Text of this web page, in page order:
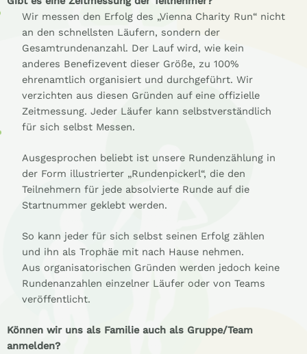
Wir messen den Erfolg des „Vienna Charity Run“ nicht
an den schnellsten Läufern, sondern der
Gesamtrundenanzahl. Der Lauf wird, wie kein
anderes Benefizevent dieser Größe, zu 100%
ehrenamtlich organisiert und durchgeführt. Wir
verzichten aus diesen Gründen auf eine offizielle
Zeitmessung. Jeder Läufer kann selbstverständlich
für sich selbst Messen.
Ausgesprochen beliebt ist unsere Rundenzählung in
der Form illustrierter „Rundenpickerl“, die den
Teilnehmern für jede absolvierte Runde auf die
Startnummer geklebt werden.
So kann jeder für sich selbst seinen Erfolg zählen
und ihn als Trophäe mit nach Hause nehmen.
Aus organisatorischen Gründen werden jedoch keine
Rundenanzahlen einzelner Läufer oder von Teams
veröffentlicht.
Können wir uns als Familie auch als Gruppe/Team
anmelden?